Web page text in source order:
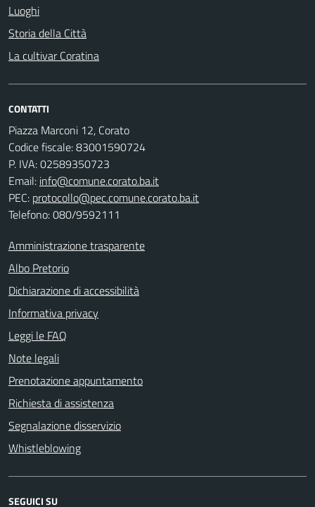
Luoghi
Storia della Città
La cultivar Coratina
CONTATTI
Piazza Marconi 12, Corato
Codice fiscale: 83001590724
P. IVA: 02589350723
Email: info@comune.corato.ba.it
PEC: protocollo@pec.comune.corato.ba.it
Telefono: 080/9592111
Amministrazione trasparente
Albo Pretorio
Dichiarazione di accessibilità
Informativa privacy
Leggi le FAQ
Note legali
Prenotazione appuntamento
Richiesta di assistenza
Segnalazione disservizio
Whistleblowing
SEGUICI SU